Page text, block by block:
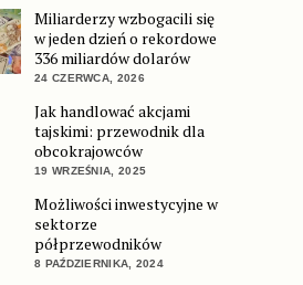
Miliarderzy wzbogacili się
w jeden dzień o rekordowe
336 miliardów dolarów
24 CZERWCA, 2026
Jak handlować akcjami
tajskimi: przewodnik dla
obcokrajowców
19 WRZEŚNIA, 2025
Możliwości inwestycyjne w
sektorze
półprzewodników
8 PAŹDZIERNIKA, 2024